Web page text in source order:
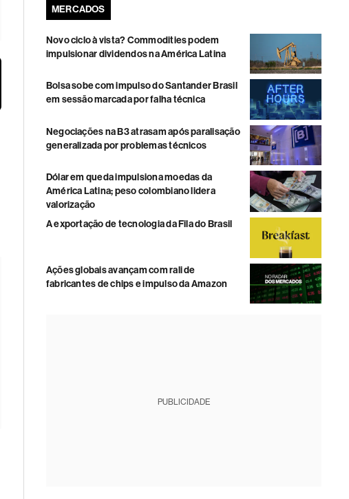
MERCADOS
Novo ciclo à vista? Commodities podem
impulsionar dividendos na América Latina
Bolsa sobe com impulso do Santander Brasil
em sessão marcada por falha técnica
Negociações na B3 atrasam após paralisação
generalizada por problemas técnicos
Dólar em queda impulsiona moedas da
América Latina; peso colombiano lidera
valorização
A exportação de tecnologia da Fila do Brasil
Ações globais avançam com rali de
fabricantes de chips e impulso da Amazon
PUBLICIDADE